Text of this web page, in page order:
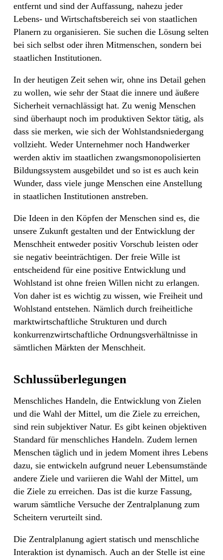
entfernt und sind der Auffassung, nahezu jeder
Lebens- und Wirtschaftsbereich sei von staatlichen
Planern zu organisieren. Sie suchen die Lösung selten
bei sich selbst oder ihren Mitmenschen, sondern bei
staatlichen Institutionen.
In der heutigen Zeit sehen wir, ohne ins Detail gehen
zu wollen, wie sehr der Staat die innere und äußere
Sicherheit vernachlässigt hat. Zu wenig Menschen
sind überhaupt noch im produktiven Sektor tätig, als
dass sie merken, wie sich der Wohlstandsniedergang
vollzieht. Weder Unternehmer noch Handwerker
werden aktiv im staatlichen zwangsmonopolisierten
Bildungssystem ausgebildet und so ist es auch kein
Wunder, dass viele junge Menschen eine Anstellung
in staatlichen Institutionen anstreben.
Die Ideen in den Köpfen der Menschen sind es, die
unsere Zukunft gestalten und der Entwicklung der
Menschheit entweder positiv Vorschub leisten oder
sie negativ beeinträchtigen. Der freie Wille ist
entscheidend für eine positive Entwicklung und
Wohlstand ist ohne freien Willen nicht zu erlangen.
Von daher ist es wichtig zu wissen, wie Freiheit und
Wohlstand entstehen. Nämlich durch freiheitliche
marktwirtschaftliche Strukturen und durch
konkurrenzwirtschaftliche Ordnungsverhältnisse in
sämtlichen Märkten der Menschheit.
Schlussüberlegungen
Menschliches Handeln, die Entwicklung von Zielen
und die Wahl der Mittel, um die Ziele zu erreichen,
sind rein subjektiver Natur. Es gibt keinen objektiven
Standard für menschliches Handeln. Zudem lernen
Menschen täglich und in jedem Moment ihres Lebens
dazu, sie entwickeln aufgrund neuer Lebensumstände
andere Ziele und variieren die Wahl der Mittel, um
die Ziele zu erreichen. Das ist die kurze Fassung,
warum sämtliche Versuche der Zentralplanung zum
Scheitern verurteilt sind.
Die Zentralplanung agiert statisch und menschliche
Interaktion ist dynamisch. Auch an der Stelle ist eine